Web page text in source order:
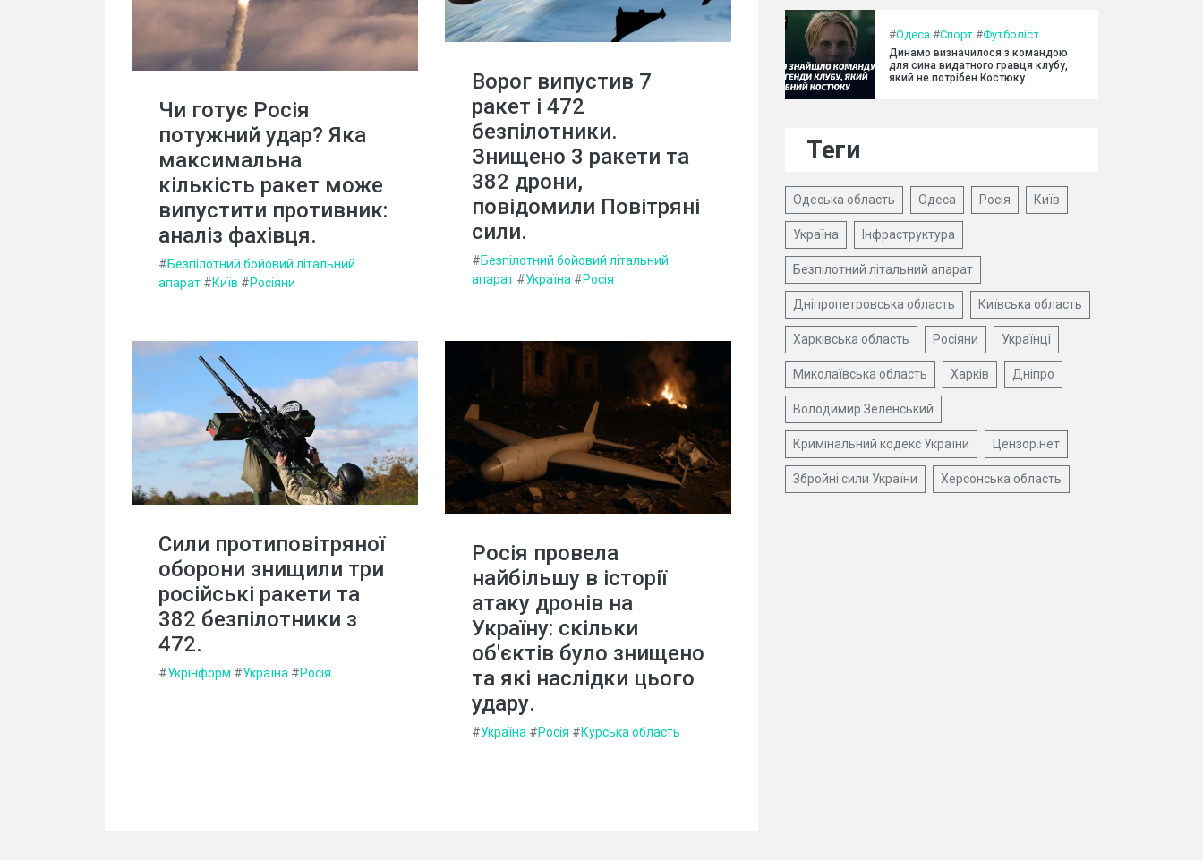
Чи готує Росія
потужний удар? Яка
максимальна
кількість ракет може
випустити противник:
аналіз фахівця.
#Безпілотний бойовий літальний
апарат #Київ #Росіяни
Ворог випустив 7
ракет і 472
безпілотники.
Знищено 3 ракети та
382 дрони,
повідомили Повітряні
сили.
#Безпілотний бойовий літальний
апарат #Україна #Росія
Сили протиповітряної
оборони знищили три
російські ракети та
382 безпілотники з
472.
#Укрінформ #Україна #Росія
Росія провела
найбільшу в історії
атаку дронів на
Україну: скільки
об'єктів було знищено
та які наслідки цього
удару.
#Україна #Росія #Курська область
#Одеса #Спорт #Футболіст
Динамо визначилося з командою
для сина видатного гравця клубу,
який не потрібен Костюку.
Теги
Одеська область Одеса Росія Київ
Україна Інфраструктура
Безпілотний літальний апарат
Дніпропетровська область Київська область
Харківська область Росіяни Українці
Миколаївська область Харків Дніпро
Володимир Зеленський
Кримінальний кодекс України Цензор.нет
Збройні сили України Херсонська область